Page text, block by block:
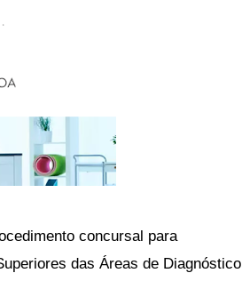
concursal para
das Áreas de Diagnóstico